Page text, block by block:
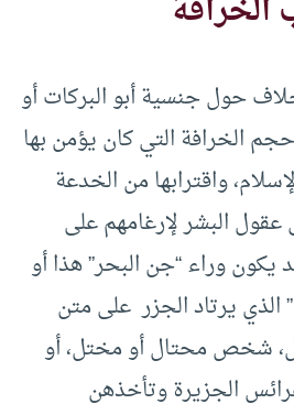
الخرافة
حول جنسية أبو البركات أو
الخرافة التي كان يؤمن بها
واقترابها من الخدعة
البشر لإرغامهم على
يكون وراء “جن البحر” هذا أو
الذي يرتاد الجزر على متن
شخص محتال أو مختل، أو
الجزيرة وتأخذهن